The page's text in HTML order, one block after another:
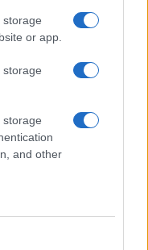
storage
or app.
storage
storage
and other
„A terv az
önállóan
említi az
és az
kapcsolódó
iszlamofóbia
kiváló